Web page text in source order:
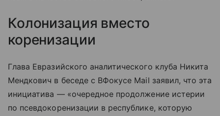
Колонизация вместо
коренизации
Глава Евразийского аналитического клуба Никита
Мендкович в беседе с ВФокусе Mail заявил, что эта
инициатива — «очередное продолжение истерии
по псевдокоренизации в республике, которую